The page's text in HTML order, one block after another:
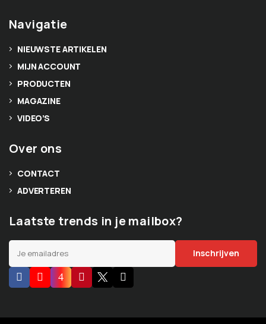
Navigatie
NIEUWSTE ARTIKELEN
MIJN ACCOUNT
PRODUCTEN
MAGAZINE
VIDEO’S
Over ons
CONTACT
ADVERTEREN
Laatste trends in je mailbox?